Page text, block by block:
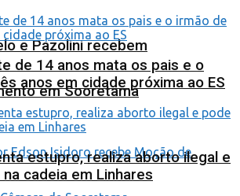
e Pazolini recebem
em Sooretama
de 14 anos mata os pais e o
anos em cidade próxima ao ES
estupro, realiza aborto ilegal e
cadeia em Linhares